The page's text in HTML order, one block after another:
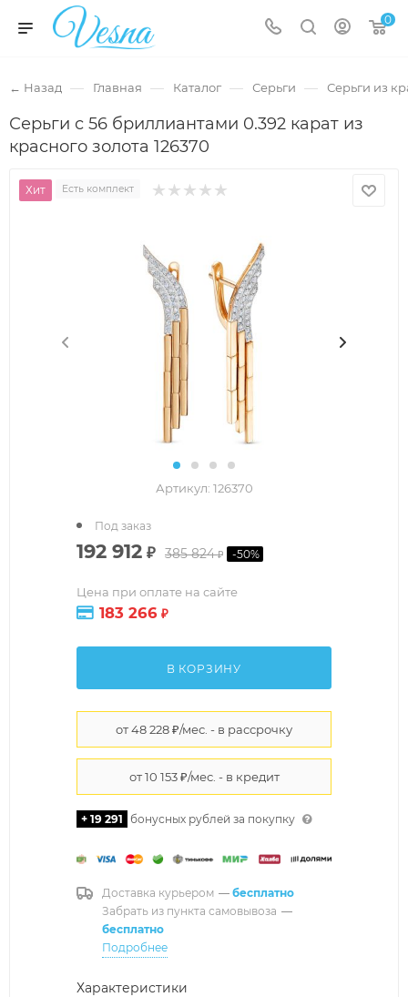
0
← Назад — Главная — Каталог — Серьги — Серьги из
Серьги с 56 бриллиантами 0.392 карат из
красного золота 126370
Хит Есть комплект
Артикул: 126370
192 912 ₽ 385 824₽ -50%
Цена при оплате на сайте
183 266 ₽
Под заказ
В КОРЗИНУ
+ 19 291 бонусных рублей за покупку
Доставка курьером — бесплатно
Забрать из пункта самовывоза —
бесплатно
Подробнее
Характеристики